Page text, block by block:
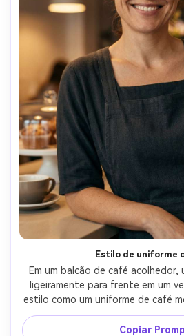
Estilo de uniforme
Em um balcão de café acolhedor,
ligeiramente para frente em um
estilo como um uniforme de café
em como ele drape sobre seus
quadrado e tiras arrumadas,
Copiar